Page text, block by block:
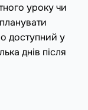
уроку чи
доступний у
днів після